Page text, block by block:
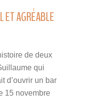
ET AGRÉABLE
de deux
qui
d’ouvrir un bar
15 novembre